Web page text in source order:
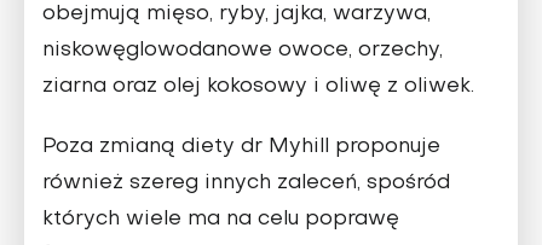
obejmują mięso, ryby, jajka, warzywa,
niskowęglowodanowe owoce, orzechy,
ziarna oraz olej kokosowy i oliwę z oliwek.
Poza zmianą diety dr Myhill proponuje
również szereg innych zaleceń, spośród
których wiele ma na celu poprawę